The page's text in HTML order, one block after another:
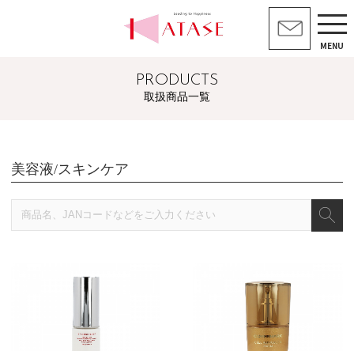
MENU
PRODUCTS
取扱商品一覧
美容液/スキンケア